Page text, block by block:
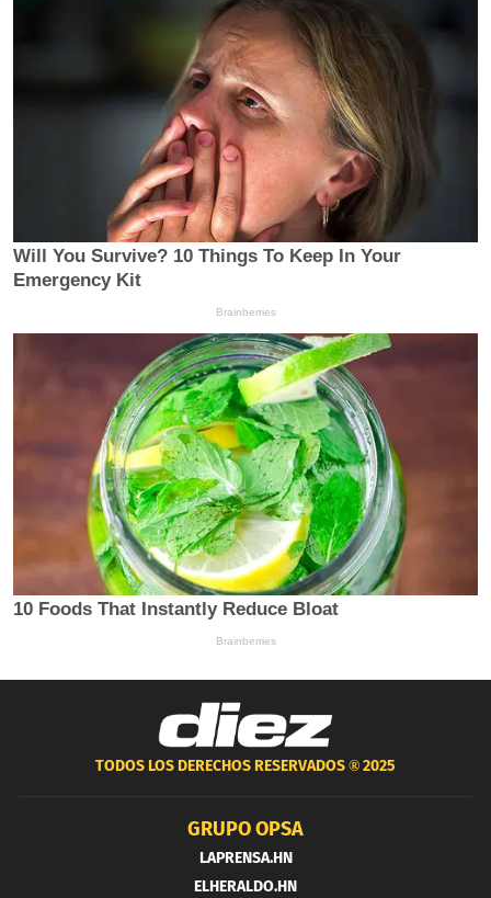
TODOS LOS DERECHOS RESERVADOS ®2025
GRUPO OPSA
LAPRENSA.HN
ELHERALDO.HN